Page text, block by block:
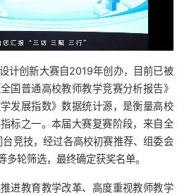
计创新大赛自2019年创办，目前已被
国普通高校教师教学竞赛分析报告》
发展指数》数据统计源，是衡量高校
标之一。本届大赛复赛阶段，来自全
竞技，经过各高校初赛推荐、组委会
多轮筛选，最终确定获奖名单。
进教育教学改革、高度重视教师教学